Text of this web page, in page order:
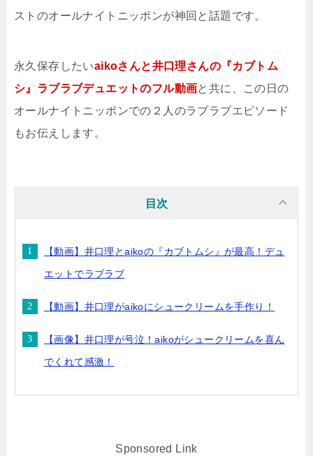
ストのオールナイトニッポンが神回と話題です。
永久保存したいaikoさんと井口理さんの『カブトム
シ』ラブラブデュエットのフル動画と共に、この日の
オールナイトニッポンでの２人のラブラブエピソード
もお伝えします。
目次
【動画】井口理とaikoの『カブトムシ』が最高！デュ
エットでラブラブ
【動画】井口理がaikoにシュークリームを手作り！
【画像】井口理が号泣！aikoがシュークリームを喜ん
でくれて感激！
Sponsored Link